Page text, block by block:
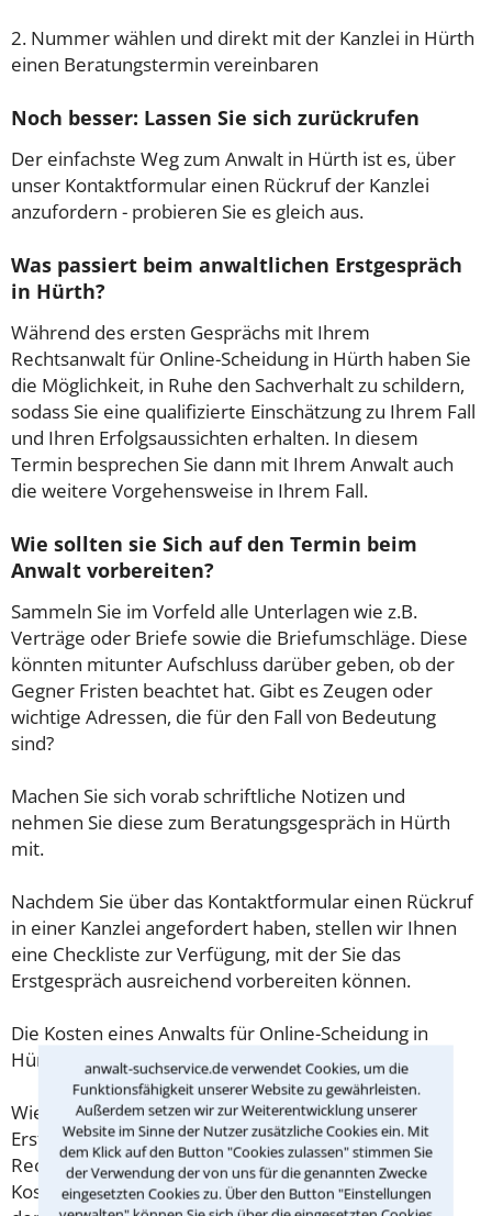
anwalt-suchservice.de verwendet Cookies, um die
Funktionsfähigkeit unserer Website zu gewährleisten.
Außerdem setzen wir zur Weiterentwicklung unserer
Website im Sinne der Nutzer zusätzliche Cookies ein. Mit
dem Klick auf den Button "Cookies zulassen" stimmen Sie
der Verwendung der von uns für die genannten Zwecke
eingesetzten Cookies zu. Über den Button "Einstellungen
2. Nummer wählen und direkt mit der Kanzlei in Hürth
einen Beratungstermin vereinbaren
Noch besser: Lassen Sie sich zurückrufen
Der einfachste Weg zum Anwalt in Hürth ist es, über
unser Kontaktformular einen Rückruf der Kanzlei
anzufordern - probieren Sie es gleich aus.
Was passiert beim anwaltlichen Erstgespräch
in Hürth?
Während des ersten Gesprächs mit Ihrem
Rechtsanwalt für Online-Scheidung in Hürth haben Sie
die Möglichkeit, in Ruhe den Sachverhalt zu schildern,
sodass Sie eine qualifizierte Einschätzung zu Ihrem Fall
und Ihren Erfolgsaussichten erhalten. In diesem
Termin besprechen Sie dann mit Ihrem Anwalt auch
die weitere Vorgehensweise in Ihrem Fall.
Wie sollten sie Sich auf den Termin beim
Anwalt vorbereiten?
Sammeln Sie im Vorfeld alle Unterlagen wie z.B.
Verträge oder Briefe sowie die Briefumschläge. Diese
könnten mitunter Aufschluss darüber geben, ob der
Gegner Fristen beachtet hat. Gibt es Zeugen oder
wichtige Adressen, die für den Fall von Bedeutung
sind?
Machen Sie sich vorab schriftliche Notizen und
nehmen Sie diese zum Beratungsgespräch in Hürth
mit.
Nachdem Sie über das Kontaktformular einen Rückruf
in einer Kanzlei angefordert haben, stellen wir Ihnen
eine Checkliste zur Verfügung, mit der Sie das
Erstgespräch ausreichend vorbereiten können.
Die Kosten eines Anwalts für Online-Scheidung in
Hürth sind oft geringer als gedacht!
Wieviel ein Rechtsanwalt in Hürth für eine
Erstberatung verlangen darf, ist in §34 des
Rechtsanwaltsvergütungsgesetz (RVG) geregelt. Die
Kosten für das erste Beratungsgespräch betragen